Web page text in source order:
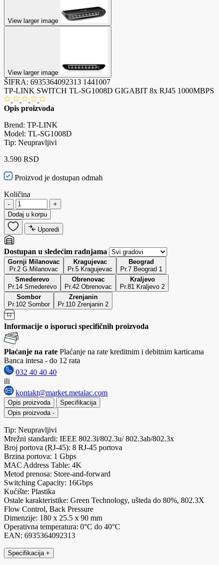
View larger image
View larger image
ŠIFRA: 6935364092313 1441007
TP-LINK SWITCH TL-SG1008D GIGABIT 8x RJ45 1000MBPS
Opis proizvoda
Brend: TP-LINK
Model: TL-SG1008D
Tip: Neupravljivi
3.590 RSD
Proizvod je dostupan odmah
Količina
-
+
Dodaj u korpu
Uporedi
Dostupan u sledećim radnjama
Gornji Milanovac
Pr.2 G.Milanovac
Kragujevac
Pr.5 Kragujevac
Beograd
Pr.7 Beograd 1
Smederevo
Pr.14 Smederevo
Obrenovac
Pr.42 Obrenovac
Kraljevo
Pr.81 Kraljevo 2
Sombor
Pr.102 Sombor
Zrenjanin
Pr.110 Zrenjanin 2
Informacije o isporuci specifičnih proizvoda
Plaćanje na rate Plaćanje na rate kreditnim i debitnim karticama
Banca intesa - do 12 rata
032 40 40 40
ili
kontakt@market.metalac.com
Opis proizvoda
Specifikacija
Opis proizvoda -
Tip: Neupravljivi
Mrežni standardi: IEEE 802.3i/802.3u/ 802.3ab/802.3x
Broj portova (RJ-45): 8 RJ-45 portova
Brzina portova: 1 Gbps
MAC Address Table: 4K
Metod prenosa: Store-and-forward
Switching Capacity: 16Gbps
Kućište: Plastika
Ostale karakteristike: Green Technology, ušteda do 80%, 802.3X
Flow Control, Back Pressure
Dimenzije: 180 x 25.5 x 90 mm
Operativna temperatura: 0°C do 40°C
EAN: 6935364092313
Specifikacija +